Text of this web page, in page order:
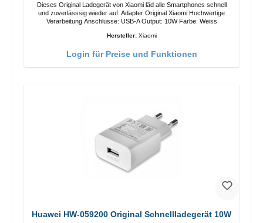
Dieses Original Ladegerät von Xiaomi läd alle Smartphones schnell
und zuverlässsig wieder auf. Adapter Original Xiaomi Hochwertige
Verarbeitung Anschlüsse: USB-A Output: 10W Farbe: Weiss
Hersteller: Xiaomi
Login für Preise und Funktionen
Huawei HW-059200 Original Schnellladegerät 10W